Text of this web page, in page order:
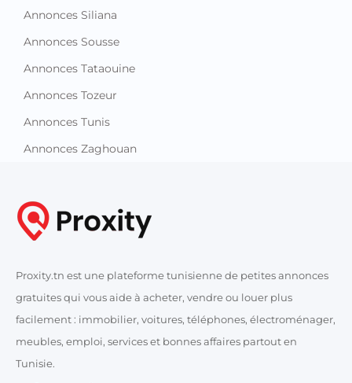
Annonces Siliana
Annonces Sousse
Annonces Tataouine
Annonces Tozeur
Annonces Tunis
Annonces Zaghouan
Proxity.tn est une plateforme tunisienne de petites annonces
gratuites qui vous aide à acheter, vendre ou louer plus
facilement : immobilier, voitures, téléphones, électroménager,
meubles, emploi, services et bonnes affaires partout en
Tunisie.